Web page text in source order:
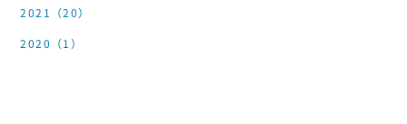
2021（20）
2020（1）